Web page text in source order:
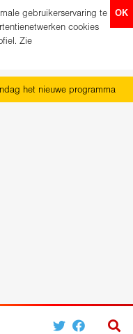
OK
gebruikerservaring te
cookies
Zie
het nieuwe programma
Nederland